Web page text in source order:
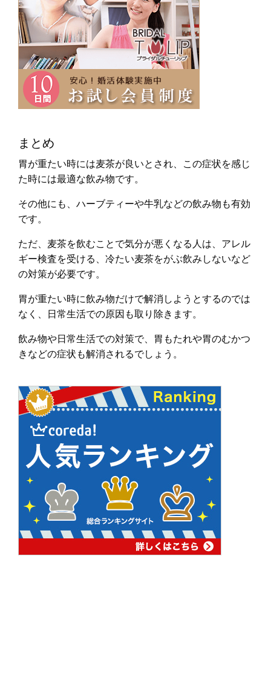
まとめ
胃が重たい時には麦茶が良いとされ、この症状を感じ
た時には最適な飲み物です。
その他にも、ハーブティーや牛乳などの飲み物も有効
です。
ただ、麦茶を飲むことで気分が悪くなる人は、アレル
ギー検査を受ける、冷たい麦茶をがぶ飲みしないなど
の対策が必要です。
胃が重たい時に飲み物だけで解消しようとするのでは
なく、日常生活での原因も取り除きます。
飲み物や日常生活での対策で、胃もたれや胃のむかつ
きなどの症状も解消されるでしょう。